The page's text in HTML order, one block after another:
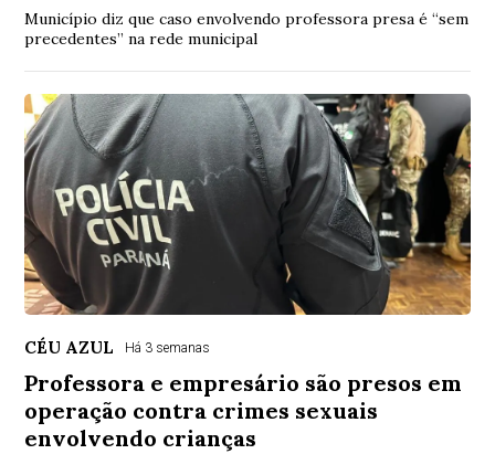
Município diz que caso envolvendo professora presa é “sem
precedentes” na rede municipal
CÉU AZUL Há 3 semanas
Professora e empresário são presos em
operação contra crimes sexuais
envolvendo crianças